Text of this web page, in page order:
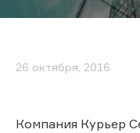
26 октября, 2016
Компания Курьер